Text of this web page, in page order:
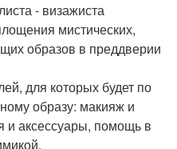
- визажиста
мистических,
образов в преддверии
для которых будет по
образу: макияж и
и аксессуары, помощь в